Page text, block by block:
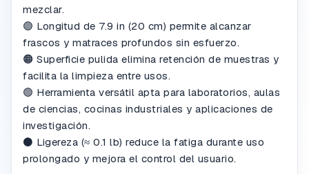
mezclar.
🟣 Longitud de 7.9 in (20 cm) permite alcanzar
frascos y matraces profundos sin esfuerzo.
🟠 Superficie pulida elimina retención de muestras y
facilita la limpieza entre usos.
🟢 Herramienta versátil apta para laboratorios, aulas
de ciencias, cocinas industriales y aplicaciones de
investigación.
⚫ Ligereza (≈ 0.1 lb) reduce la fatiga durante uso
prolongado y mejora el control del usuario.